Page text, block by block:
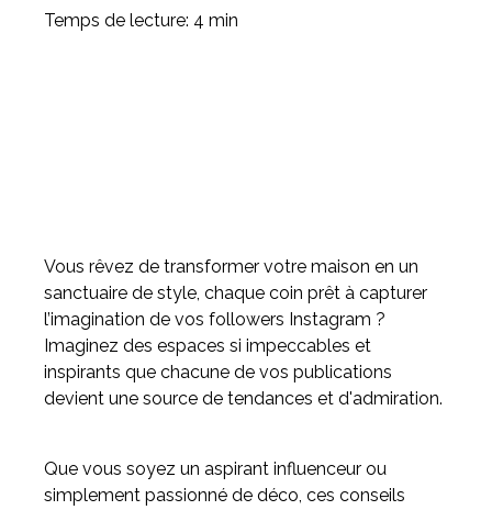
Inspirez-vous du catalogue
Personnalisez nos modèles pour créer le meuble qui vous
ressemble.
Meuble d'angle
Temps de lecture: 4 min
Vous rêvez de transformer votre maison en un
sanctuaire de style, chaque coin prêt à capturer
l’imagination de vos followers Instagram ?
Imaginez des espaces si impeccables et
inspirants que chacune de vos publications
devient une source de tendances et d'admiration.
Que vous soyez un aspirant influenceur ou
simplement passionné de déco, ces conseils